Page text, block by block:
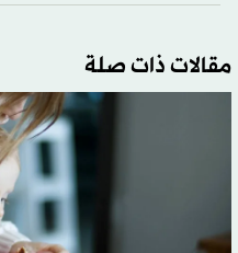
مقالات ذات صلة